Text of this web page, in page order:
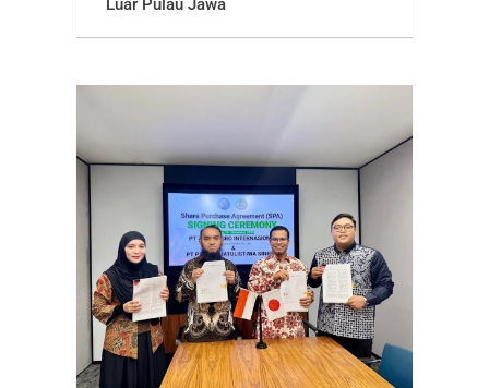
Luar Pulau Jawa